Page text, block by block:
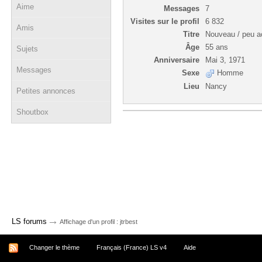
Aime
Amis
Sujets
Messages
Petites annonces
Shoutbox
Messages
7
Visites sur le profil
6 832
Titre
Nouveau / peu
Âge
55 ans
Anniversaire
Mai 3, 1971
Sexe
Homme
Lieu
Nancy
LS forums → Affichage d'un profil : jtrbest
Changer le thème Français (France) LS v4 Aide